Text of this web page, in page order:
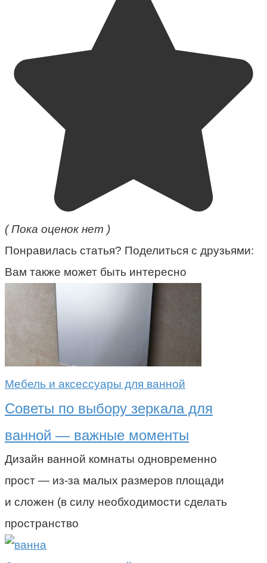
( Пока оценок нет )
Понравилась статья? Поделиться с друзьями:
Вам также может быть интересно
Мебель и аксессуары для ванной
Советы по выбору зеркала для
ванной — важные моменты
Дизайн ванной комнаты одновременно
прост — из-за малых размеров площади
и сложен (в силу необходимости сделать
пространство